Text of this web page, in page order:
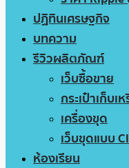
ปฏิทินเศรษฐกิจ
บทความ
รีวิวผลิตภัณฑ์
เว็บซื้อขาย
กระเป๋าเก็บเ
เครื่องขุด
เว็บขุดแบบ
ห้องเรียน